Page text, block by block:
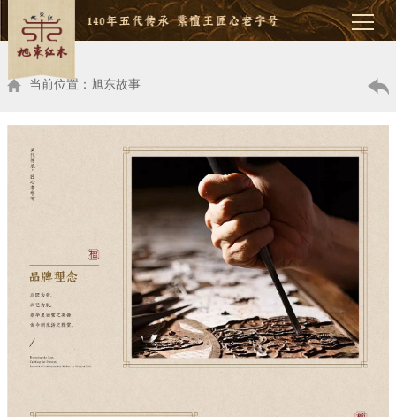
当前位置：旭东故事